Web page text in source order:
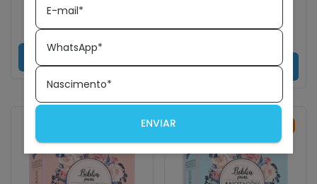
R$61,99 R$39,99
COMPRAR
R$94,58com Pix
COMPRAR
E-mail*
WhatsApp*
Nascimento*
ENVIAR